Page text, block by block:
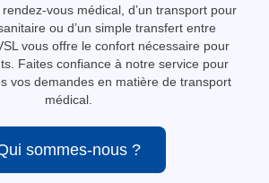
vous médical, d’un transport pour
ou d’un simple transfert entre
vous offre le confort nécessaire pour
Faites confiance à notre service pour
vos demandes en matière de transport
médical.
sommes-nous ?